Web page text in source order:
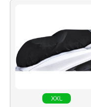
XXL